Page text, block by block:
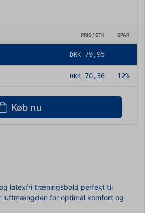
PRIS / STK SPAR
Køb nu
DKK 79,95
DKK 70,36 12%
latexfri træningsbold perfekt til
for optimal komfort og